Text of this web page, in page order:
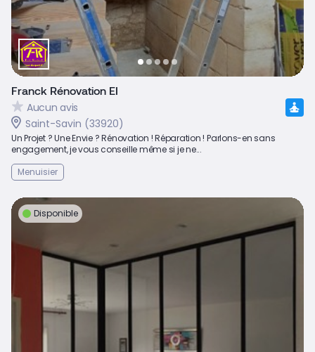
Franck Rénovation EI
Aucun avis
Saint-Savin (33920)
Un Projet ? Une Envie ? Rénovation ! Réparation ! Parlons-en sans
engagement, je vous conseille même si je ne...
Menuisier
Disponible